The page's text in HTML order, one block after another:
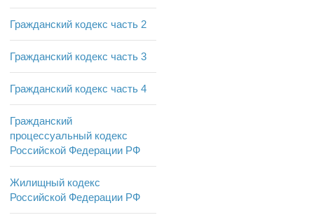
Гражданский кодекс часть 2
Гражданский кодекс часть 3
Гражданский кодекс часть 4
Гражданский
процессуальный кодекс
Российской Федерации РФ
Жилищный кодекс
Российской Федерации РФ